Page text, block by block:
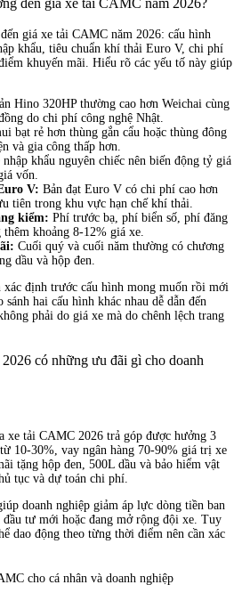
đến giá xe tải CAMC năm 2026?
giá xe tải CAMC năm 2026: cấu hình
khẩu, tiêu chuẩn khí thải Euro V, chi phí
khuyến mãi. Hiểu rõ các yếu tố này giúp
Hino 320HP thường cao hơn Weichai cùng
do chi phí công nghệ Nhật.
bạt rẻ hơn thùng gắn cẩu hoặc thùng đông
và gia công thấp hơn.
nhập khẩu nguyên chiếc nên biến động tỷ giá
vốn.
V: Bản đạt Euro V có chi phí cao hơn
tiên trong khu vực hạn chế khí thải.
kiểm: Phí trước bạ, phí biển số, phí đăng
khoảng 8-12% giá xe.
Cuối quý và cuối năm thường có chương
dầu và hộp đen.
định trước cấu hình mong muốn rồi mới
hai cấu hình khác nhau dễ dẫn đến
phải do giá xe mà do chênh lệch trang
có những ưu đãi gì cho doanh
xe tải CAMC 2026 trả góp được hưởng 3
10-30%, vay ngân hàng 70-90% giá trị xe
tặng hộp đen, 500L dầu và bảo hiểm vật
tục và dự toán chi phí.
doanh nghiệp giảm áp lực dòng tiền ban
đầu tư mới hoặc đang mở rộng đội xe. Tuy
dao động theo từng thời điểm nên cần xác
cho cá nhân và doanh nghiệp